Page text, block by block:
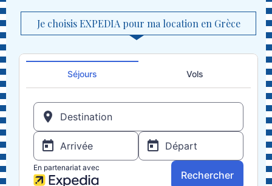
Je choisis EXPEDIA pour ma location en Grèce